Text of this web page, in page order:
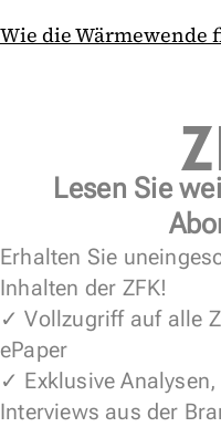
Wie die
Lesen Sie
Erhalten Sie
Inhalten der ZFK!
✓ Vollzugriff auf alle
ePaper
✓ Exklusive
Interviews aus der